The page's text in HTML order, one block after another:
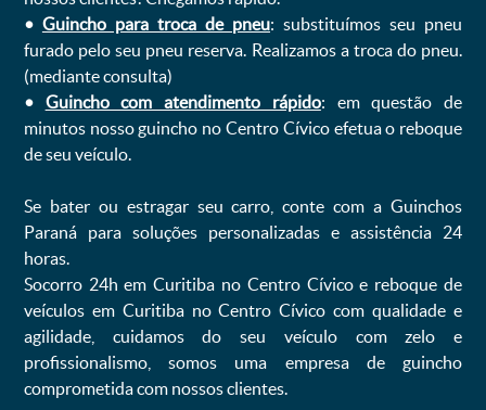
• Guincho para troca de pneu: substituímos seu pneu
furado pelo seu pneu reserva. Realizamos a troca do pneu.
(mediante consulta)
• Guincho com atendimento rápido: em questão de
minutos nosso guincho no Centro Cívico efetua o reboque
de seu veículo.
Se bater ou estragar seu carro, conte com a Guinchos
Paraná para soluções personalizadas e assistência 24
horas.
Socorro 24h em Curitiba no Centro Cívico e reboque de
veículos em Curitiba no Centro Cívico com qualidade e
agilidade, cuidamos do seu veículo com zelo e
profissionalismo, somos uma empresa de guincho
comprometida com nossos clientes.